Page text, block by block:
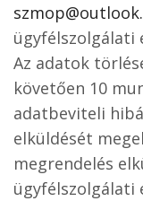
ügyfélszolgálati
Az adatok
követően 10
adatbeviteli
elküldését
megrendelés
ügyfélszolgálati